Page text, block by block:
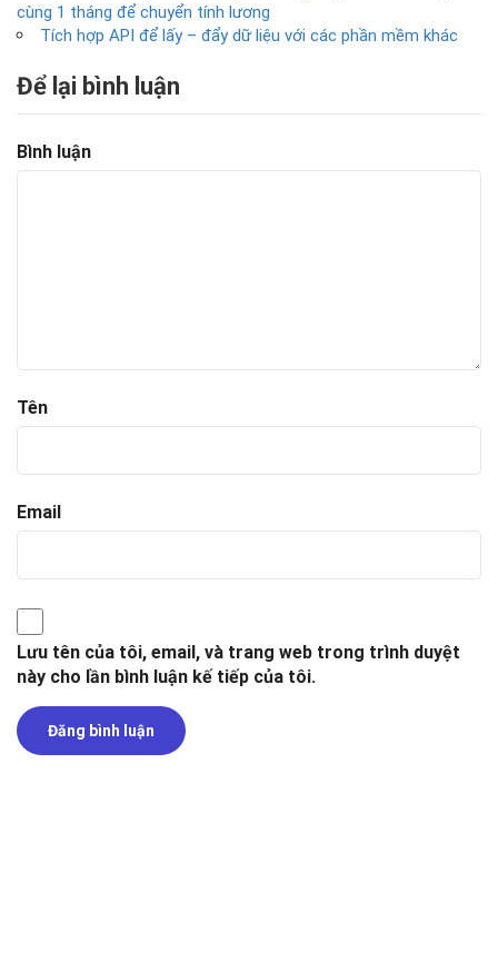
cùng 1 tháng để chuyển tính lương
Tích hợp API để lấy – đẩy dữ liệu với các phần mềm khác
Để lại bình luận
Bình luận
Tên
Email
Lưu tên của tôi, email, và trang web trong trình duyệt
này cho lần bình luận kế tiếp của tôi.